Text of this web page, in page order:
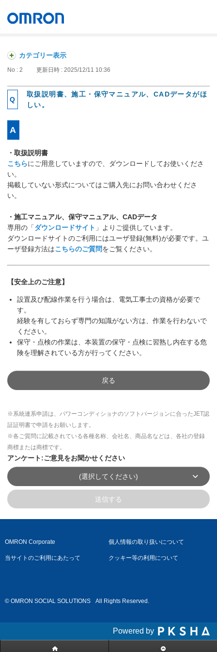
カテゴリー表示
No : 2 更新日時 : 2025/12/11 10:36
取扱説明書、施工・保守マニュアル、CADデータがほ
しい。
・取扱説明書
こちらにご用意していますので、ダウンロードしてお使いくださ
い。
掲載していない形式についてはご購入先にお問い合わせくださ
い。
・施工マニュアル、保守マニュアル、CADデータ
専用の「ダウンロードサイト 」よりご提供しています。
ダウンロードサイトのご利用にはユーザ登録(無料)が必要です。ユ
ーザ登録方法はこちらのご質問をご覧ください。
【安全上のご注意】
設置及び配線作業を行う場合は、電気工事士の資格が必要で
す。
経験を有しておらず専門の知識がない方は、作業を行わないで
ください。
保守・点検の作業は、本装置の保守・点検に習熟し内在する危
険を理解されている方が行ってください。
戻る
※系統連系申請は、パワーコンディショナのソフトバージョンに合ったJET認
証証明書で申請をお願いします。
※各ご質問に記載されている各種名称、会社名、商品名などは、各社の登録
商標または商標です。
アンケート:ご意見をお聞かせください
(選択してください)
送信する
OMRON Corporate 個人情報の取り扱いについて
当サイトのご利用にあたって クッキー等の利用について
© OMRON SOCIAL SOLUTIONS All Rights Reserved.
Powered by